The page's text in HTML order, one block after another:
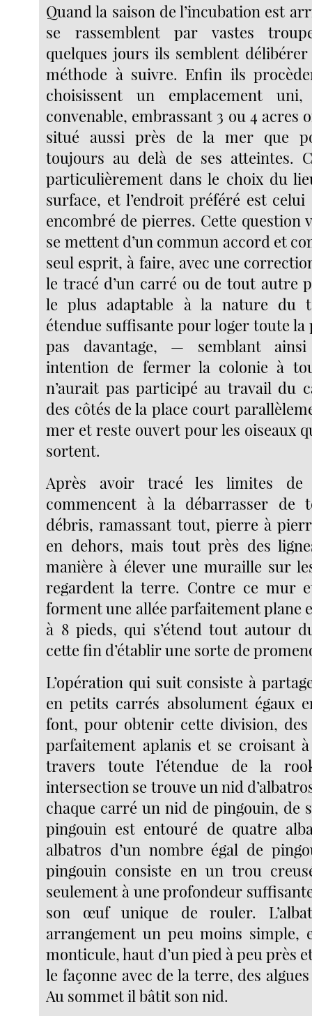
Quand la saison de l’incubation est
se rassemblent par vastes
quelques jours ils semblent
méthode à suivre. Enfin ils
choisissent un emplacement uni,
convenable, embrassant 3 ou 4 acres
situé aussi près de la mer que
toujours au delà de ses atteintes.
particulièrement dans le choix du
surface, et l’endroit préféré est
encombré de pierres. Cette question
se mettent d’un commun accord et
seul esprit, à faire, avec une
le tracé d’un carré ou de tout autre
le plus adaptable à la nature du
étendue suffisante pour loger toute
pas davantage, — semblant
intention de fermer la colonie à
n’aurait pas participé au travail du
des côtés de la place court
mer et reste ouvert pour les oiseaux
sortent.
Après avoir tracé les limites de
commencent à la débarrasser de
débris, ramassant tout, pierre à
en dehors, mais tout près des
manière à élever une muraille sur
regardent la terre. Contre ce mur
forment une allée parfaitement plane
à 8 pieds, qui s’étend tout autour
cette fin d’établir une sorte de
L’opération qui suit consiste à
en petits carrés absolument égaux
font, pour obtenir cette division,
parfaitement aplanis et se croisant
travers toute l’étendue de la
intersection se trouve un nid
chaque carré un nid de pingouin, de
pingouin est entouré de quatre
albatros d’un nombre égal de
pingouin consiste en un trou
seulement à une profondeur
son œuf unique de rouler.
arrangement un peu moins simple,
monticule, haut d’un pied à peu près
le façonne avec de la terre, des
Au sommet il bâtit son nid.